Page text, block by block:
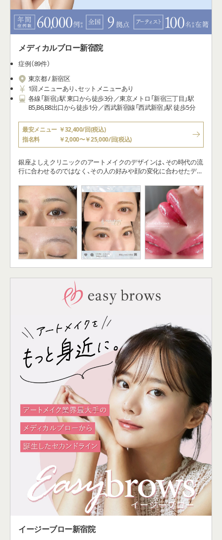
メディカルブロー新宿院
症例（89件）
東京都 / 新宿区
1回メニューあり、セットメニューあり
各線「新宿」駅 東口から徒歩3分／東京メトロ「新宿三丁目」駅
B5,B6,B8出口から徒歩1分／西武新宿線「西武新宿」駅 徒歩5分
最安メニュー ￥32,400/回(税込)
指名料
￥2,000〜￥25,000/回(税込)
銀座よしえクリニックのアートメイクのデザインは、その時代の流
行に合わせるのではなく、その人の好みや顔の変化に合わせたデザ
イージーブロー新宿院